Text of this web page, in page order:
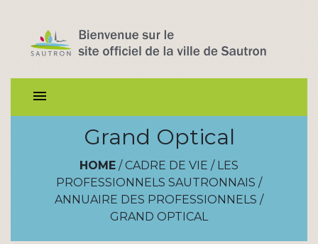
menu
Grand Optical
HOME / CADRE DE VIE / LES
PROFESSIONNELS SAUTRONNAIS /
ANNUAIRE DES PROFESSIONNELS /
GRAND OPTICAL